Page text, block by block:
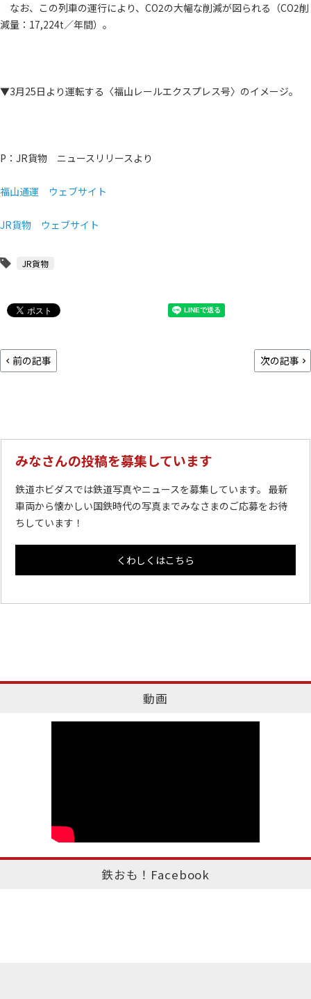
なお、この列車の運行により、CO2の大幅な削減が図られる（CO2削
減量：17,224t／年間）。
▼3月25日より運転する〈福山レールエクスプレス号〉のイメージ。
P：JR貨物 ニュースリリースより
福山通運 ウェブサイト
JR貨物 ウェブサイト
JR貨物
前の記事 次の記事
みなさんの投稿を募集しています
鉄道ホビダスでは鉄道写真やニュースを募集しています。 最新
車両から懐かしい国鉄時代の写真までみなさまのご応募をお待
ちしています！
くわしくはこちら
動画
鉄おも！Facebook